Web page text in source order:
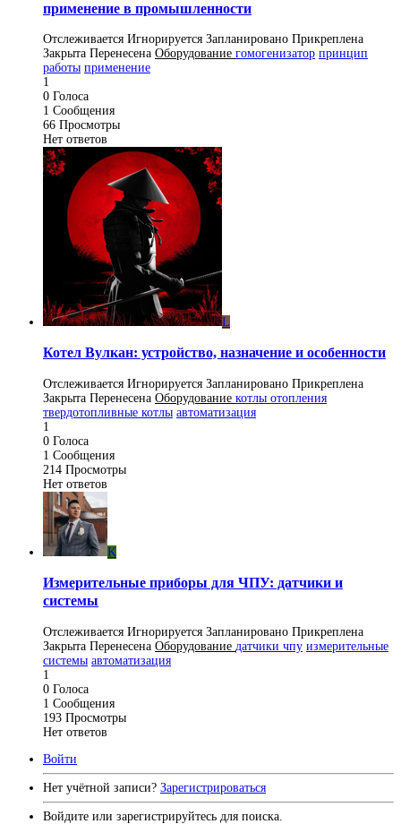
применение в промышленности
Отслеживается Игнорируется Запланировано Прикреплена
Закрыта Перенесена Оборудование гомогенизатор принцип
работы применение
1
0 Голоса
1 Сообщения
66 Просмотры
Нет ответов
L
Котел Вулкан: устройство, назначение и особенности
Отслеживается Игнорируется Запланировано Прикреплена
Закрыта Перенесена Оборудование котлы отопления
твердотопливные котлы автоматизация
1
0 Голоса
1 Сообщения
214 Просмотры
Нет ответов
K
Измерительные приборы для ЧПУ: датчики и
системы
Отслеживается Игнорируется Запланировано Прикреплена
Закрыта Перенесена Оборудование датчики чпу измерительные
системы автоматизация
1
0 Голоса
1 Сообщения
193 Просмотры
Нет ответов
Войти
Нет учётной записи? Зарегистрироваться
Войдите или зарегистрируйтесь для поиска.